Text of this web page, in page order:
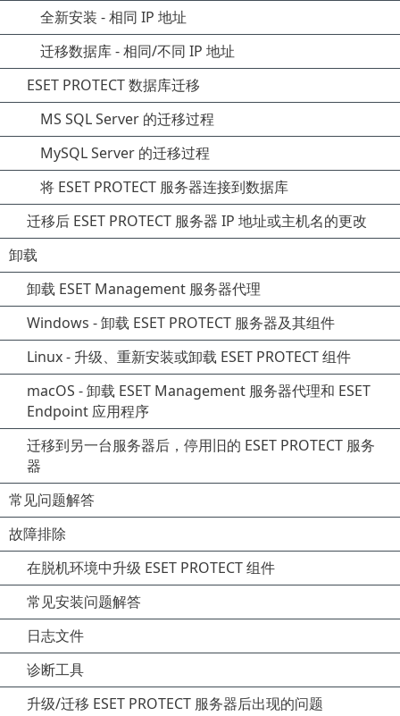
全新安装 - 相同 IP 地址
迁移数据库 - 相同/不同 IP 地址
ESET PROTECT 数据库迁移
MS SQL Server 的迁移过程
MySQL Server 的迁移过程
将 ESET PROTECT 服务器连接到数据库
迁移后 ESET PROTECT 服务器 IP 地址或主机名的更改
卸载
卸载 ESET Management 服务器代理
Windows - 卸载 ESET PROTECT 服务器及其组件
Linux - 升级、重新安装或卸载 ESET PROTECT 组件
macOS - 卸载 ESET Management 服务器代理和 ESET
Endpoint 应用程序
迁移到另一台服务器后，停用旧的 ESET PROTECT 服务
器
常见问题解答
故障排除
在脱机环境中升级 ESET PROTECT 组件
常见安装问题解答
日志文件
诊断工具
升级/迁移 ESET PROTECT 服务器后出现的问题